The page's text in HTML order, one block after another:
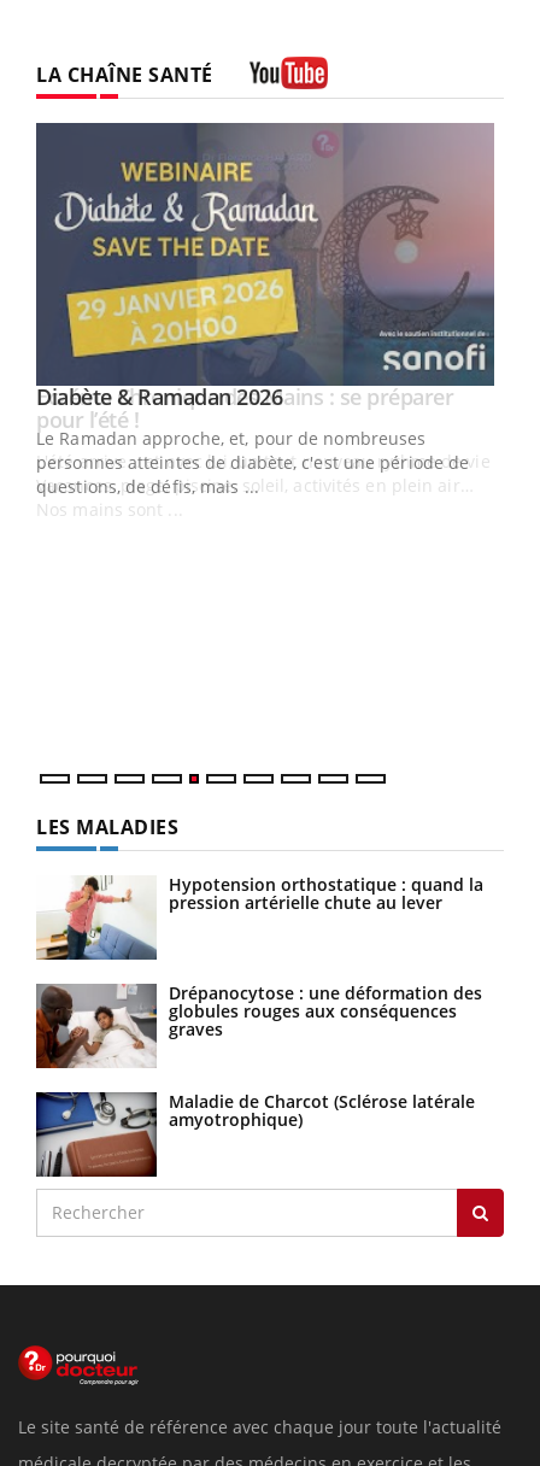
LA CHAÎNE SANTÉ
Youtube
Diabète & Ramadan 2026Youtube
Le Ramadan approche, et, pour de nombreuses
personnes atteintes de diabète, c'est une période de
questions, de défis, mais ...
LES MALADIES
Hypotension orthostatique : quand la
pression artérielle chute au lever
Drépanocytose : une déformation des
globules rouges aux conséquences
graves
Maladie de Charcot (Sclérose latérale
amyotrophique)
Le site santé de référence avec chaque jour toute l'actualité